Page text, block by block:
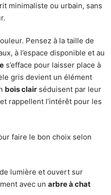
minimaliste ou urbain, sans
Pensez à la taille de
à l’espace disponible et au
s’efface pour laisser place à
gris devient un élément
bois clair séduisent par leur
rappellent l’intérêt pour les
faire le bon choix selon
lumière et ouvert sur
avec un arbre à chat